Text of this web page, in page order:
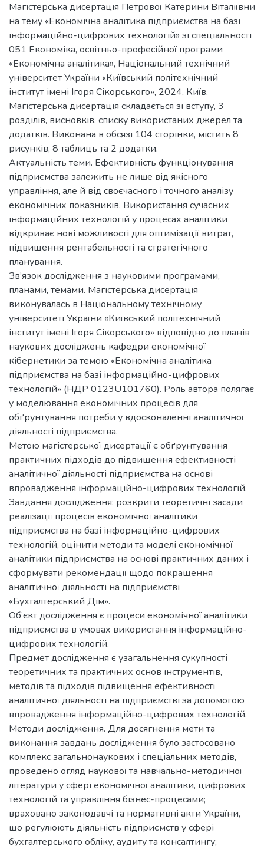
Магістерська дисертація Петрової Катерини Віталіївни
на тему «Економічна аналітика підприємства на базі
інформаційно-цифрових технологій» зі спеціальності
051 Економіка, освітньо-професійної програми
«Економічна аналітика», Національний технічний
університет України «Київський політехнічний
інститут імені Ігоря Сікорського», 2024, Київ.
Магістерська дисертація складається зі вступу, 3
розділів, висновків, списку використаних джерел та
додатків. Виконана в обсязі 104 сторінки, містить 8
рисунків, 8 таблиць та 2 додатки.
Актуальність теми. Ефективність функціонування
підприємства залежить не лише від якісного
управління, але й від своєчасного і точного аналізу
економічних показників. Використання сучасних
інформаційних технологій у процесах аналітики
відкриває нові можливості для оптимізації витрат,
підвищення рентабельності та стратегічного
планування.
Зв’язок дослідження з науковими програмами,
планами, темами. Магістерська дисертація
виконувалась в Національному технічному
університеті України «Київський політехнічний
інститут імені Ігоря Сікорського» відповідно до планів
наукових досліджень кафедри економічної
кібернетики за темою «Економічна аналітика
підприємства на базі інформаційно-цифрових
технологій» (НДР 0123U101760). Роль автора полягає
у моделювання економічних процесів для
обґрунтування потреби у вдосконаленні аналітичної
діяльності підприємства.
Метою магістерської дисертації є обґрунтування
практичних підходів до підвищення ефективності
аналітичної діяльності підприємства на основі
впровадження інформаційно-цифрових технологій.
Завдання дослідження: розкрити теоретичні засади
реалізації процесів економічної аналітики
підприємства на базі інформаційно-цифрових
технологій, оцінити методи та моделі економічної
аналітики підприємства на основі практичних даних і
сформувати рекомендації щодо покращення
аналітичної діяльності на підприємстві
«Бухгалтерський Дім».
Об’єкт дослідження є процеси економічної аналітики
підприємства в умовах використання інформаційно-
цифрових технологій.
Предмет дослідження є узагальнення сукупності
теоретичних та практичних основ інструментів,
методів та підходів підвищення ефективності
аналітичної діяльності на підприємстві за допомогою
впровадження інформаційно-цифрових технологій.
Методи дослідження. Для досягнення мети та
виконання завдань дослідження було застосовано
комплекс загальнонаукових і спеціальних методів,
проведено огляд наукової та навчально-методичної
літератури у сфері економічної аналітики, цифрових
технологій та управління бізнес-процесами;
враховано законодавчі та нормативні акти України,
що регулюють діяльність підприємств у сфері
бухгалтерського обліку, аудиту та консалтингу;